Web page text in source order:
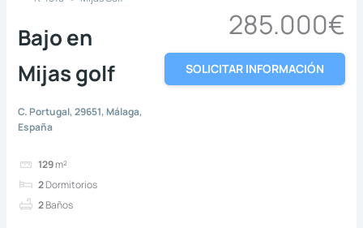
Bajo en
Mijas golf
C. Portugal, 29651, Málaga,
España
129 m²
2 Dormitorios
2 Baños
285.000€
SOLICITAR INFORMACIÓN